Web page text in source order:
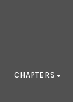
CHAPTERS